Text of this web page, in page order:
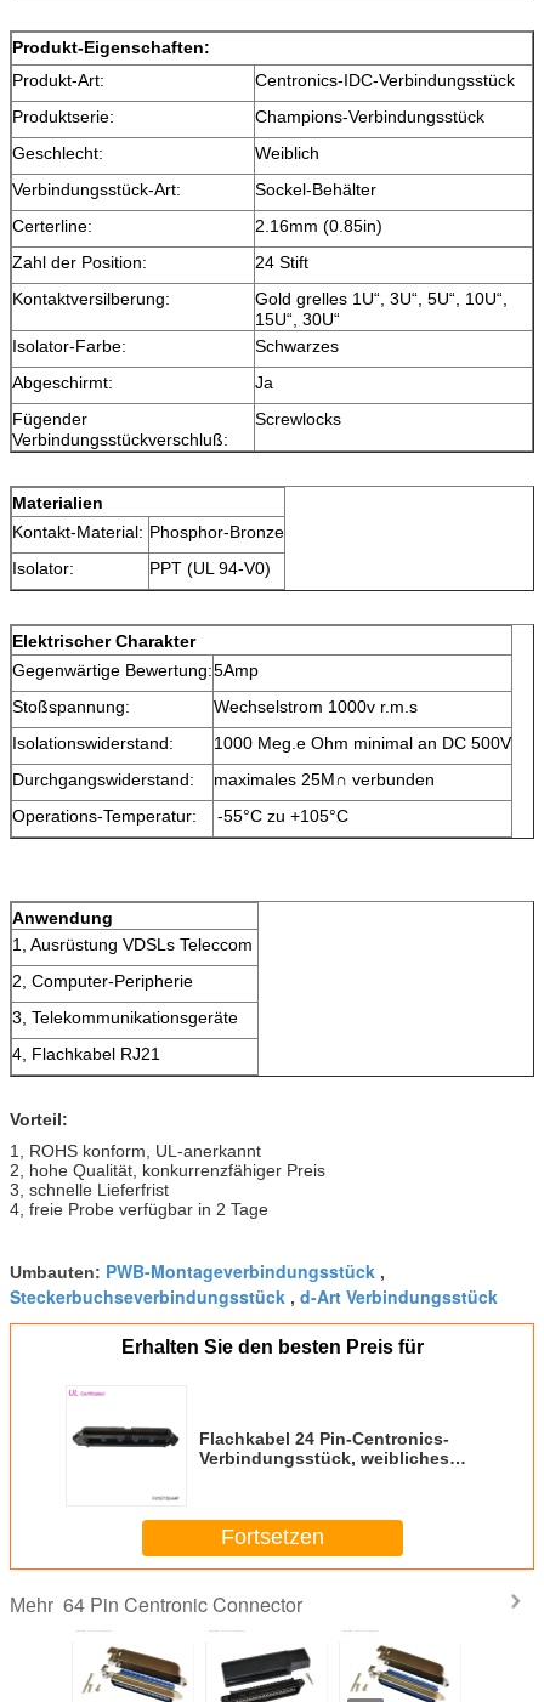
Produkt-Eigenschaften:
Produkt-Art:
Centronics-IDC-Verbindungsstück
Produktserie:
Champions-Verbindungsstück
Geschlecht:
Weiblich
Verbindungsstück-Art:
Sockel-Behälter
Certerline:
2.16mm (0.85in)
Zahl der Position:
24 Stift
Kontaktversilberung:
Gold grelles 1U“, 3U“, 5U“, 10U“,
15U“, 30U“
Isolator-Farbe:
Schwarzes
Abgeschirmt:
Ja
Fügender
Verbindungsstückverschluß:
Screwlocks
Materialien
Kontakt-Material: Phosphor-Bronze
Isolator:
PPT (UL 94-V0)
Elektrischer Charakter
Gegenwärtige Bewertung:5Amp
Stoßspannung:
Wechselstrom 1000v r.m.s
Isolationswiderstand:
1000 Meg.e Ohm minimal an DC 500V
Durchgangswiderstand:
maximales 25M∩ verbunden
Operations-Temperatur:
-55°C zu +105°C
Anwendung
1, Ausrüstung VDSLs Teleccom
2, Computer-Peripherie
3, Telekommunikationsgeräte
4, Flachkabel RJ21
Vorteil:
1, ROHS konform, UL-anerkannt
2, hohe Qualität, konkurrenzfähiger Preis
3, schnelle Lieferfrist
4, freie Probe verfügbar in 2 Tage
Umbauten: PWB-Montageverbindungsstück ,
Steckerbuchseverbindungsstück , d-Art Verbindungsstück
Erhalten Sie den besten Preis für
Flachkabel 24 Pin-Centronics-
Verbindungsstück, weibliches
Fortsetzen
Mehr 64 Pin Centronic Connector